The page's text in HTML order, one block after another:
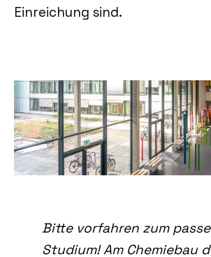
Einreichung sind.
Bitte vorfahren zum
Studium! Am Chemiebau